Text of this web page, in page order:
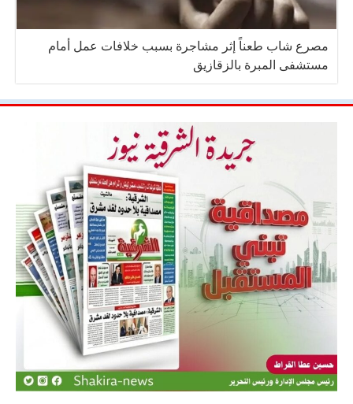
مصرع شاب طعناً إثر مشاجرة بسبب خلافات عمل أمام
مستشفى المبرة بالزقازيق